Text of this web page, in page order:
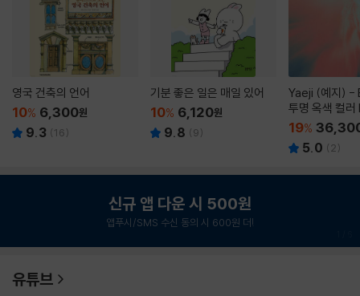
영국 건축의 언어
10% 6,300원
9.3 (16)
기분 좋은 일은 매일 있어
10% 6,120원
9.8 (9)
Yaeji (예지) -
투명 옥색 컬
19%
5.0 ( 2)
신규 앱 다운 시 500원
앱푸시/SMS 수신 동의 시 600원 더!
유튜브